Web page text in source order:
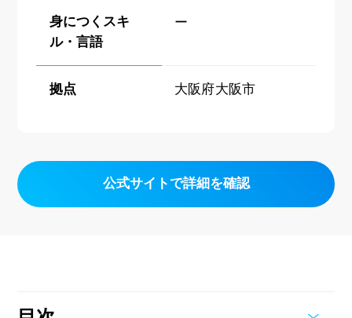
身につくスキ
ル・言語
ー
拠点 大阪府大阪市
公式サイトで詳細を確認